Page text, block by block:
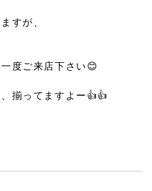
すが、
度ご来店下さい😊
揃ってますよー👍👍